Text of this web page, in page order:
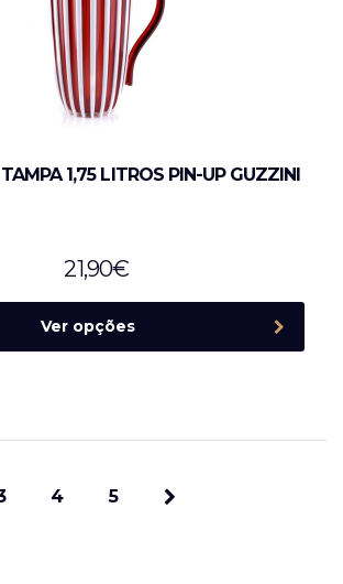
1,75 LITROS PIN-UP GUZZINI
21,90€
Ver opções
4 5